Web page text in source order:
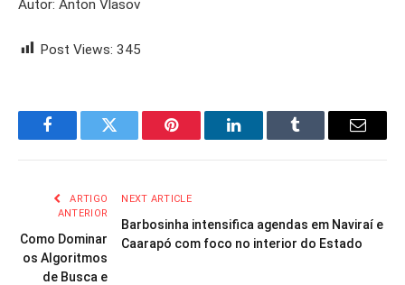
Autor: Anton Vlasov
Post Views: 345
FacebookTwitter Pinterest LinkedInTumblr Email
ARTIGO
ANTERIOR
Como Dominar
os Algoritmos
de Busca e
NEXT ARTICLE
Barbosinha intensifica agendas em Naviraí e
Caarapó com foco no interior do Estado